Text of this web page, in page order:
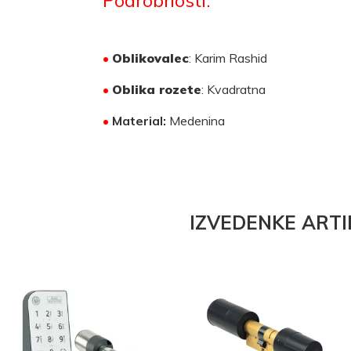
• Oblikovalec: Karim Rashid
• Oblika rozete: Kvadratna
• Material: Medenina
IZVEDENKE